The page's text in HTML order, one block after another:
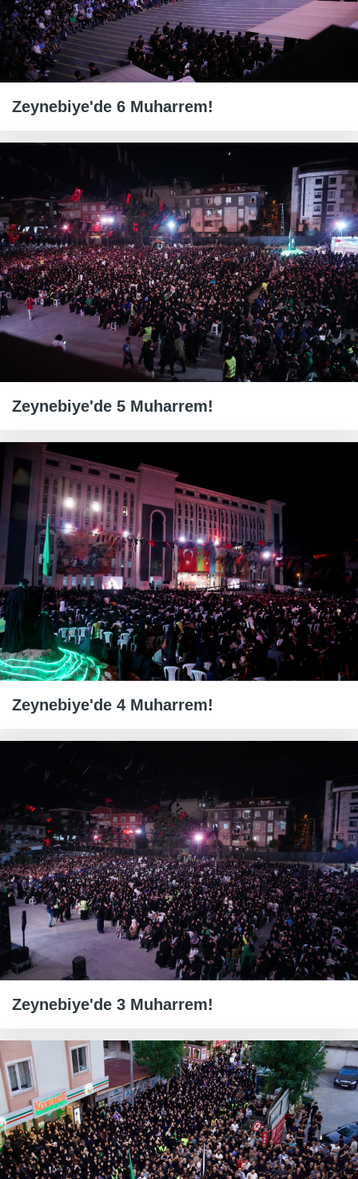
Zeynebiye'de 6 Muharrem!
Zeynebiye'de 5 Muharrem!
Zeynebiye'de 4 Muharrem!
Zeynebiye'de 3 Muharrem!